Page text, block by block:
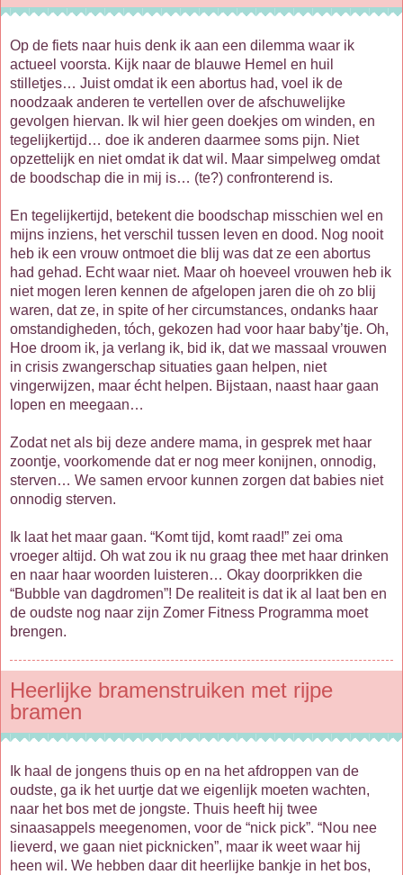
Op de fiets naar huis denk ik aan een dilemma waar ik
actueel voorsta. Kijk naar de blauwe Hemel en huil
stilletjes… Juist omdat ik een abortus had, voel ik de
noodzaak anderen te vertellen over de afschuwelijke
gevolgen hiervan. Ik wil hier geen doekjes om winden, en
tegelijkertijd… doe ik anderen daarmee soms pijn. Niet
opzettelijk en niet omdat ik dat wil. Maar simpelweg omdat
de boodschap die in mij is… (te?) confronterend is.
En tegelijkertijd, betekent die boodschap misschien wel en
mijns inziens, het verschil tussen leven en dood. Nog nooit
heb ik een vrouw ontmoet die blij was dat ze een abortus
had gehad. Echt waar niet. Maar oh hoeveel vrouwen heb ik
niet mogen leren kennen de afgelopen jaren die oh zo blij
waren, dat ze, in spite of her circumstances, ondanks haar
omstandigheden, tóch, gekozen had voor haar baby’tje. Oh,
Hoe droom ik, ja verlang ik, bid ik, dat we massaal vrouwen
in crisis zwangerschap situaties gaan helpen, niet
vingerwijzen, maar écht helpen. Bijstaan, naast haar gaan
lopen en meegaan…
Zodat net als bij deze andere mama, in gesprek met haar
zoontje, voorkomende dat er nog meer konijnen, onnodig,
sterven… We samen ervoor kunnen zorgen dat babies niet
onnodig sterven.
Ik laat het maar gaan. “Komt tijd, komt raad!” zei oma
vroeger altijd. Oh wat zou ik nu graag thee met haar drinken
en naar haar woorden luisteren… Okay doorprikken die
“Bubble van dagdromen”! De realiteit is dat ik al laat ben en
de oudste nog naar zijn Zomer Fitness Programma moet
brengen.
Heerlijke bramenstruiken met rijpe
bramen
Ik haal de jongens thuis op en na het afdroppen van de
oudste, ga ik het uurtje dat we eigenlijk moeten wachten,
naar het bos met de jongste. Thuis heeft hij twee
sinaasappels meegenomen, voor de “nick pick”. “Nou nee
lieverd, we gaan niet picknicken”, maar ik weet waar hij
heen wil. We hebben daar dit heerlijke bankje in het bos,